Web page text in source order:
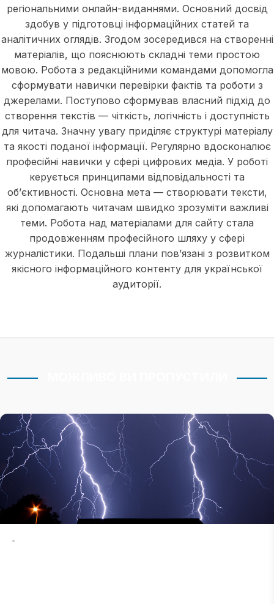
регіональними онлайн-виданнями. Основний досвід
здобув у підготовці інформаційних статей та
аналітичних оглядів. Згодом зосередився на створенні
матеріалів, що пояснюють складні теми простою
мовою. Робота з редакційними командами допомогла
сформувати навички перевірки фактів та роботи з
джерелами. Поступово сформував власний підхід до
створення текстів — чіткість, логічність і доступність
для читача. Значну увагу приділяє структурі матеріалу
та якості поданої інформації. Регулярно вдосконалює
професійні навички у сфері цифрових медіа. У роботі
керується принципами відповідальності та
об’єктивності. Основна мета — створювати тексти,
які допомагають читачам швидко зрозуміти важливі
теми. Робота над матеріалами для сайту стала
продовженням професійного шляху у сфері
журналістики. Подальші плани пов’язані з розвитком
якісного інформаційного контенту для української
аудиторії.